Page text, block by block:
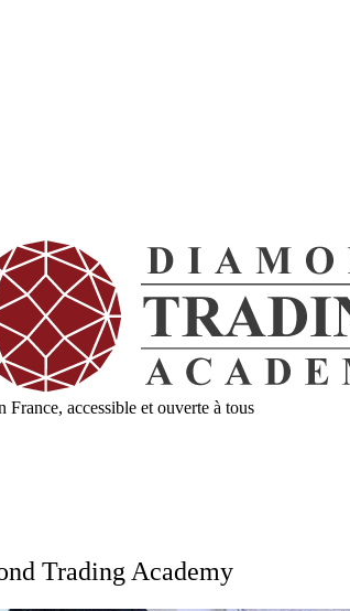
accessible et ouverte à tous
Trading Academy